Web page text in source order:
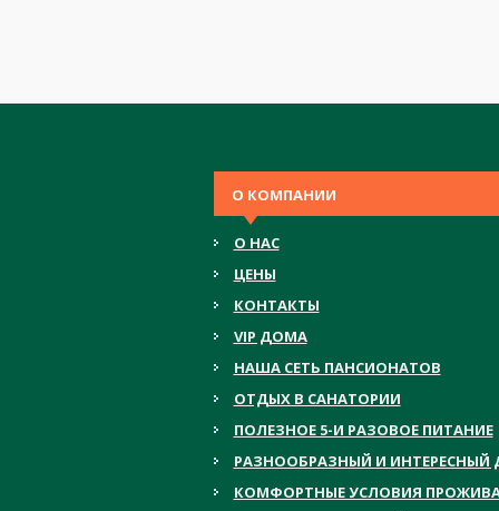
О КОМПАНИИ
О НАС
ЦЕНЫ
КОНТАКТЫ
VIP ДОМА
НАША СЕТЬ ПАНСИОНАТОВ
ОТДЫХ В САНАТОРИИ
ПОЛЕЗНОЕ 5-И РАЗОВОЕ ПИТАНИЕ
РАЗНООБРАЗНЫЙ И ИНТЕРЕСНЫЙ
КОМФОРТНЫЕ УСЛОВИЯ